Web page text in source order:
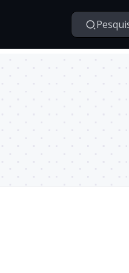
o universo digital através da
tecnologia,